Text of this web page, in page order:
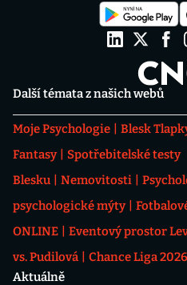
Další témata z našich webů
Moje Psychologie Blesk
Fantasy
Spotřebitelské testy
Blesku
Nemovitosti
psychologické mýty
ONLINE
Eventový prostor
vs. Pudilová
Chance Liga
Aktuálně